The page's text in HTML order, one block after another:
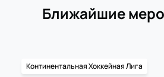
Ближайшие
Континентальная Хоккейная Лига